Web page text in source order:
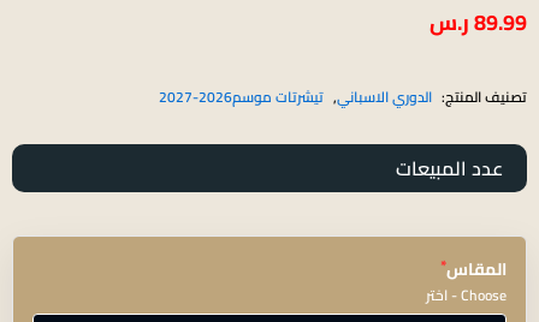
89.99ر.س
تصنيف المنتج: الدوري الاسباني, تيشرتات موسم2026-2027
عدد المبيعات
المقاس*
Choose - اختر